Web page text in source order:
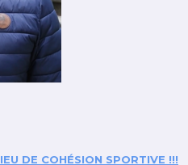
DE COHÉSION SPORTIVE !!!